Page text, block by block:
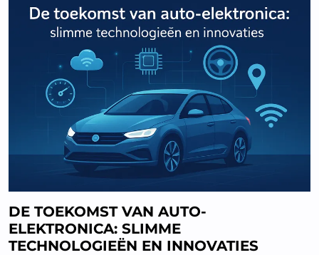
DE TOEKOMST VAN AUTO-
ELEKTRONICA: SLIMME
TECHNOLOGIEËN EN INNOVATIES